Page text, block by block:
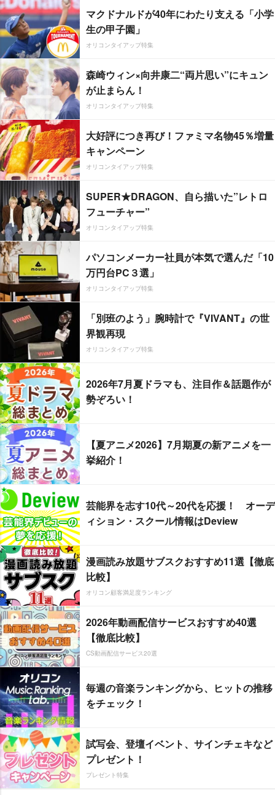
マクドナルドが40年にわたり支える「小学
生の甲子園」
オリコンタイアップ特集
森崎ウィン×向井康二“両片思い”にキュン
が止まらん！
オリコンタイアップ特集
大好評につき再び！ファミマ名物45％増量
キャンペーン
オリコンタイアップ特集
SUPER★DRAGON、自ら描いた”レトロ
フューチャー”
オリコンタイアップ特集
パソコンメーカー社員が本気で選んだ「10
万円台PC３選」
オリコンタイアップ特集
「別班のよう」腕時計で『VIVANT』の世
界観再現
オリコンタイアップ特集
2026年7月夏ドラマも、注目作＆話題作が
勢ぞろい！
【夏アニメ2026】7月期夏の新アニメを一
挙紹介！
芸能界を志す10代～20代を応援！ オーデ
ィション・スクール情報はDeview
漫画読み放題サブスクおすすめ11選【徹底
比較】
オリコン顧客満足度ランキング
2026年動画配信サービスおすすめ40選
【徹底比較】
CS動画配信サービス20選
毎週の音楽ランキングから、ヒットの推移
をチェック！
試写会、登壇イベント、サインチェキなど
プレゼント！
プレゼント特集